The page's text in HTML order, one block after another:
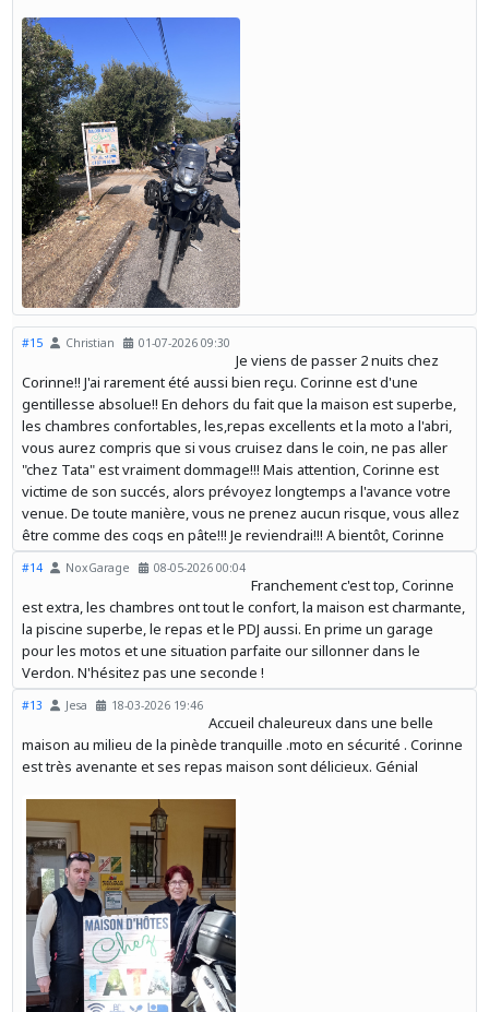
#15 Christian 01-07-2026 09:30
Je viens de passer 2 nuits chez
Corinne!! J'ai rarement été aussi bien reçu. Corinne est d'une
gentillesse absolue!! En dehors du fait que la maison est superbe,
les chambres confortables, les,repas excellents et la moto a l'abri,
vous aurez compris que si vous cruisez dans le coin, ne pas aller
"chez Tata" est vraiment dommage!!! Mais attention, Corinne est
victime de son succés, alors prévoyez longtemps a l'avance votre
venue. De toute manière, vous ne prenez aucun risque, vous allez
être comme des coqs en pâte!!! Je reviendrai!!! A bientôt, Corinne
#14 NoxGarage 08-05-2026 00:04
Franchement c'est top, Corinne
est extra, les chambres ont tout le confort, la maison est charmante,
la piscine superbe, le repas et le PDJ aussi. En prime un garage
pour les motos et une situation parfaite our sillonner dans le
Verdon. N'hésitez pas une seconde !
#13 Jesa 18-03-2026 19:46
Accueil chaleureux dans une belle
maison au milieu de la pinède tranquille .moto en sécurité . Corinne
est très avenante et ses repas maison sont délicieux. Génial